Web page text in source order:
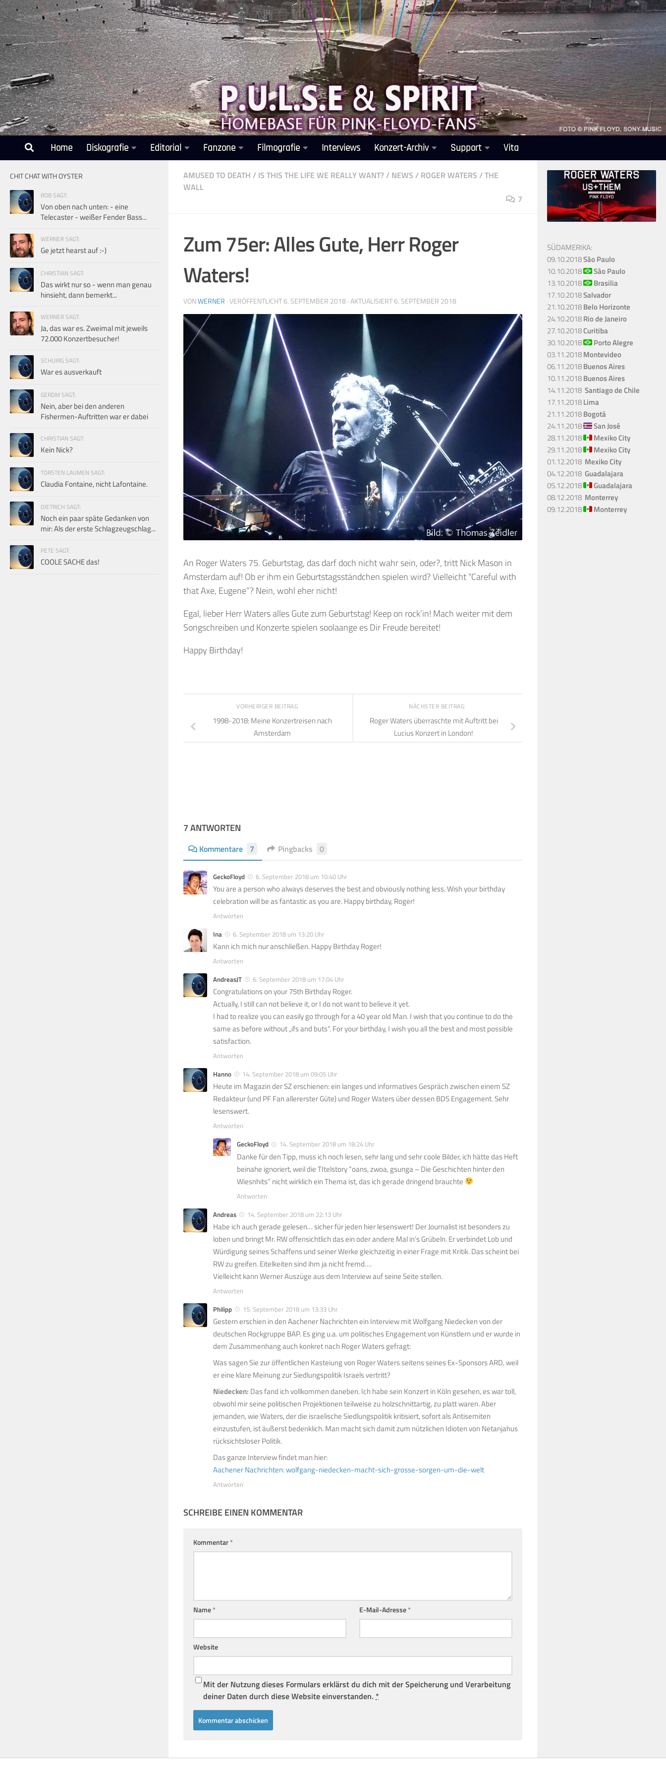
Unter dem Inhalt
Home Diskografie Editorial Fanzone Filmografie Interviews Konzert-Archiv Support Vita
AMUSED TO DEATH / IS THIS THE LIFE WE REALLY WANT?/ NEWS / ROGER WATERS /THE
WALL
7
Zum 75er: Alles Gute, Herr Roger
Waters!
VONWERNER · VERÖFFENTLICHT6. SEPTEMBER 2018· AKTUALISIERT6. SEPTEMBER 2018
An Roger Waters 75. Geburtstag, das darf doch nicht wahr sein, oder?, tritt Nick Mason in
Amsterdam auf! Ob er ihm ein Geburtstagsständchen spielen wird? Vielleicht “Careful with
that Axe, Eugene”? Nein, wohl eher nicht!
Egal, lieber Herr Waters alles Gute zum Geburtstag! Keep on rock’in! Mach weiter mit dem
Songschreiben und Konzerte spielen soolaange es Dir Freude bereitet!
Happy Birthday!
NÄCHSTER BEITRAG
Roger Waters überraschte mit Auftritt bei
Lucius Konzert in London!
VORHERIGER BEITRAG
1998-2018: Meine Konzertreisen nach
Amsterdam
7 ANTWORTEN
Kommentare 7 Pingbacks 0
GeckoFloyd 6. September 2018 um 10:40 Uhr
You are a person who always deserves the best and obviously nothing less. Wish your birthday
celebration will be as fantastic as you are. Happy birthday, Roger!
Antworten
Ina
6. September 2018 um 13:20 Uhr
Kann ich mich nur anschließen. Happy Birthday Roger!
Antworten
AndreasJT
6. September 2018 um 17:04 Uhr
Congratulations on your 75th Birthday Roger.
Actually, I still can not believe it, or I do not want to believe it yet.
I had to realize you can easily go through for a 40 year old Man. I wish that you continue to do the
same as before without „ifs and buts“. For your birthday, I wish you all the best and most possible
satisfaction.
Antworten
Hanno
14. September 2018 um 09:05 Uhr
Heute im Magazin der SZ erschienen: ein langes und informatives Gespräch zwischen einem SZ
Redakteur (und PF Fan allererster Güte) und Roger Waters über dessen BDS Engagement. Sehr
lesenswert.
Antworten
GeckoFloyd
14. September 2018 um 18:24 Uhr
Danke für den Tipp, muss ich noch lesen, sehr lang und sehr coole Bilder, ich hätte das Heft
beinahe ignoriert, weil die TItelstory “oans, zwoa, gsunga – Die Geschichten hinter den
Wiesnhits” nicht wirklich ein Thema ist, das ich gerade dringend brauchte
Antworten
Andreas
14. September 2018 um 22:13 Uhr
Habe ich auch gerade gelesen… sicher für jeden hier lesenswert! Der Journalist ist besonders zu
loben und bringt Mr. RW offensichtlich das ein oder andere Mal in’s Grübeln. Er verbindet Lob und
Würdigung seines Schaffens und seiner Werke gleichzeitig in einer Frage mit Kritik. Das scheint bei
RW zu greifen. Eitelkeiten sind ihm ja nicht fremd….
Vielleicht kann Werner Auszüge aus dem Interview auf seine Seite stellen.
Antworten
Philipp
15. September 2018 um 13:33 Uhr
Gestern erschien in den Aachener Nachrichten ein Interview mit Wolfgang Niedecken von der
deutschen Rockgruppe BAP. Es ging u.a. um politisches Engagement von Künstlern und er wurde in
dem Zusammenhang auch konkret nach Roger Waters gefragt:
Was sagen Sie zur öffentlichen Kasteiung von Roger Waters seitens seines Ex-Sponsors ARD, weil
er eine klare Meinung zur Siedlungspolitik Israels vertritt?
Niedecken: Das fand ich vollkommen daneben. Ich habe sein Konzert in Köln gesehen, es war toll,
obwohl mir seine politischen Projektionen teilweise zu holzschnittartig, zu platt waren. Aber
jemanden, wie Waters, der die israelische Siedlungspolitik kritisiert, sofort als Antisemiten
einzustufen, ist äußerst bedenklich. Man macht sich damit zum nützlichen Idioten von Netanjahus
rücksichtsloser Politik.
Das ganze Interview findet man hier:
Aachener Nachrichten: wolfgang-niedecken-macht-sich-grosse-sorgen-um-die-welt
Antworten
SCHREIBE EINEN KOMMENTAR
Kommentar*
Name* E-Mail-Adresse*
Website
Mit der Nutzung dieses Formulars erklärst du dich mit der Speicherung und Verarbeitung
deiner Daten durch diese Website einverstanden. *
CHIT CHAT WITH OYSTER
ROB SAGT:
Von oben nach unten: - eine
Telecaster - weißer Fender Bass...
WERNER SAGT:
Ge jetzt hearst auf :-)
CHRISTIAN SAGT:
Das wirkt nur so - wenn man genau
hinsieht, dann bemerkt...
WERNER SAGT:
Ja, das war es. Zweimal mit jeweils
72.000 Konzertbesucher!
SCHUIRG SAGT:
War es ausverkauft
GERDM SAGT:
Nein, aber bei den anderen
Fishermen-Auftritten war er dabei
CHRISTIAN SAGT:
Kein Nick?
TORSTEN LAUMEN SAGT:
Claudia Fontaine, nicht Lafontaine.
DIETRICH SAGT:
Noch ein paar späte Gedanken von
mir: Als der erste Schlagzeugschlag...
PETE SAGT:
COOLE SACHE das!
SÜDAMERIKA:
09.10.2018São Paulo
10.10.2018
São Paulo
13.10.2018
Brasilia
17.10.2018Salvador
21.10.2018Belo Horizonte
24.10.2018Rio de Janeiro
27.10.2018Curitiba
30.10.2018
Porto Alegre
03.11.2018Montevideo
06.11.2018Buenos Aires
10.11.2018Buenos Aires
14.11.2018 Santiago de Chile
17.11.2018Lima
21.11.2018Bogotá
24.11.2018
San José
28.11.2018
Mexiko City
29.11.2018
Mexiko City
01.12.2018 Mexiko City
04.12.2018 Guadalajara
05.12.2018
Guadalajara
08.12.2018 Monterrey
09.12.2018
Monterrey